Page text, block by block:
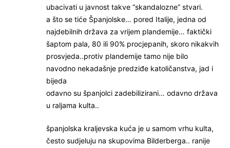
ubacivati u javnost takve “skandalozne” stvari.
a što se tiće Španjolske… pored Italije, jedna od
najdebilnih država za vrijem plandemije… faktički
šaptom pala, 80 ili 90% procjepanih, skoro nikakvih
prosvjeda..protiv plandemije tamo nije bilo
navodno nekadašnje predziđe katoličanstva, jad i
bijeda
odavno su španjolci zadebilizirani… odavno država
u raljama kulta..
španjolska kraljevska kuća je u samom vrhu kulta,
često sudjeluju na skupovima Bilderberga.. ranije